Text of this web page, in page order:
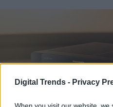
Digital Trends - Privacy